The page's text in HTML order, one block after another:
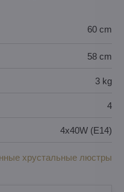
60 cm
58 cm
3 kg
4
4x40W (E14)
хрустальные люстры